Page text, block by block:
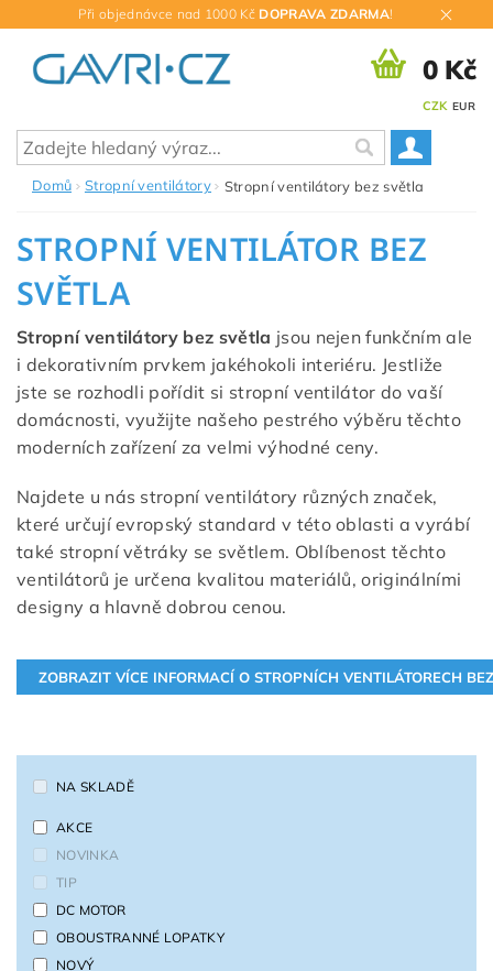
Při objednávce nad 1000 Kč DOPRAVA ZDARMA!
CZK EUR
0 Kč
Domů Stropní ventilátory Stropní ventilátory bez světla
STROPNÍ VENTILÁTOR BEZ
SVĚTLA
Stropní ventilátory bez světla jsou nejen funkčním ale
i dekorativním prvkem jakéhokoli interiéru. Jestliže
jste se rozhodli pořídit si stropní ventilátor do vaší
domácnosti, využijte našeho pestrého výběru těchto
moderních zařízení za velmi výhodné ceny.
Najdete u nás stropní ventilátory různých značek,
které určují evropský standard v této oblasti a vyrábí
také stropní větráky se světlem. Oblíbenost těchto
ventilátorů je určena kvalitou materiálů, originálními
designy a hlavně dobrou cenou.
NA SKLADĚ
AKCE
NOVINKA
TIP
DC MOTOR
OBOUSTRANNÉ LOPATKY
NOVÝ